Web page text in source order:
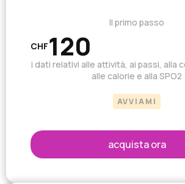
Il primo passo
CHF120
i dati relativi alle attività, ai passi, alla
alle calorie e alla SPO2
AVVIAMI
acquista ora